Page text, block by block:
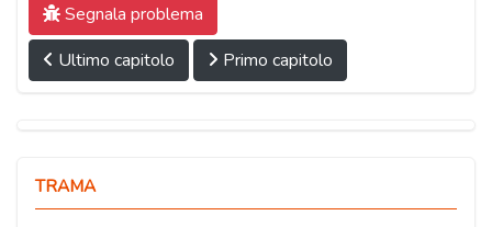
Segnala problema
Ultimo capitolo
Primo capitolo
TRAMA